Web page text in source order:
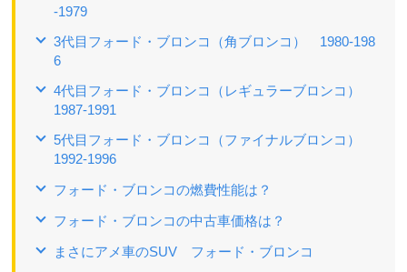
-1979
3代目フォード・ブロンコ（角ブロンコ） 1980-198
6
4代目フォード・ブロンコ（レギュラーブロンコ）
1987-1991
5代目フォード・ブロンコ（ファイナルブロンコ）
1992-1996
フォード・ブロンコの燃費性能は？
フォード・ブロンコの中古車価格は？
まさにアメ車のSUV フォード・ブロンコ